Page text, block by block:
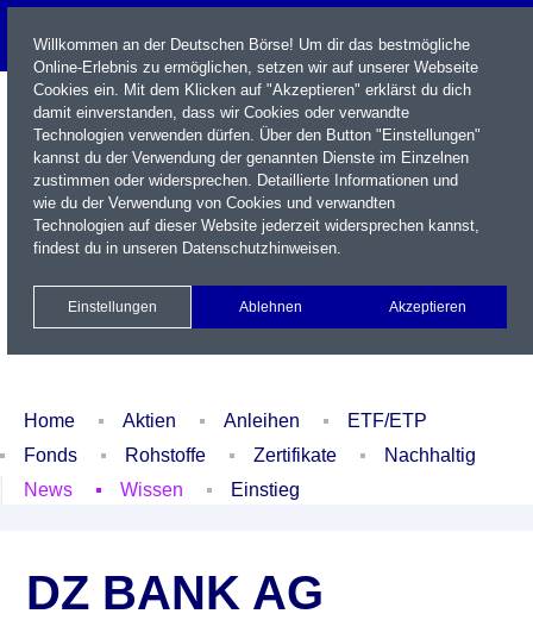
Name / WKN / ISIN / Kürzel
Newsletter Kontakt
Xetra Realtime
Watchlist Portfolio Login
Home Aktien Anleihen
ETF/ETP
Fonds
Rohstoffe Zertifikate
Nachhaltig
News
Wissen Einstieg
DZ BANK AG
Willkommen an der Deutschen Börse! Um dir das bestmögliche
Online-Erlebnis zu ermöglichen, setzen wir auf unserer Webseite
Cookies ein. Mit dem Klicken auf "Akzeptieren" erklärst du dich
damit einverstanden, dass wir Cookies oder verwandte
Technologien verwenden dürfen. Über den Button "Einstellungen"
kannst du der Verwendung der genannten Dienste im Einzelnen
zustimmen oder widersprechen. Detaillierte Informationen und
wie du der Verwendung von Cookies und verwandten
Technologien auf dieser Website jederzeit widersprechen kannst,
findest du in unseren Datenschutzhinweisen.
Einstellungen Ablehnen Akzeptieren